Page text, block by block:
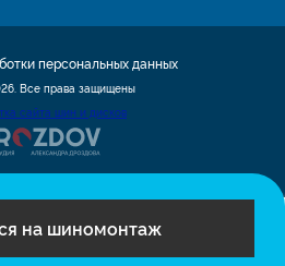
на шиномонтаж
Все права защищены
сайта шин и дисков
персональных данных